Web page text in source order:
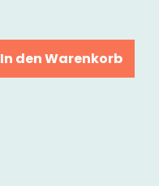
In den Warenkorb